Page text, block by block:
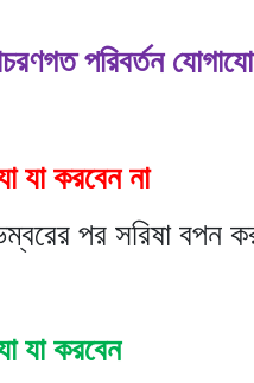
পরিবর্তন
যা করবেন না
পর সরিষা বপন
যা করবেন